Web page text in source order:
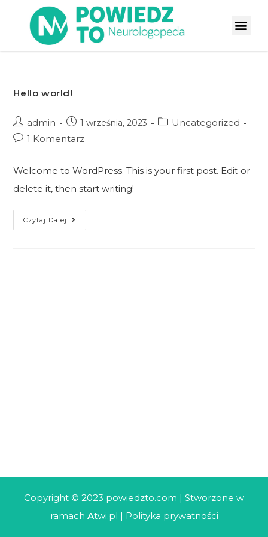
Hello world!
admin 1 września, 2023
Uncategorized
1 Komentarz
Welcome to WordPress. This is your first post. Edit or
delete it, then start writing!
Czytaj Dalej
Copyright © 2023 powiedzto.com | Stworzone w
ramach Atwi.pl | Polityka prywatności